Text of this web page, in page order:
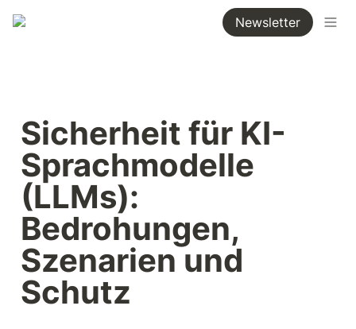
Newsletter
Sicherheit für KI-
Sprachmodelle
(LLMs):
Bedrohungen,
Szenarien und
Schutz